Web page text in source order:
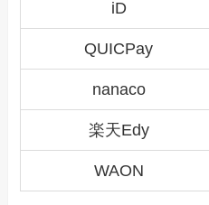
iD
QUICPay
nanaco
楽天Edy
WAON